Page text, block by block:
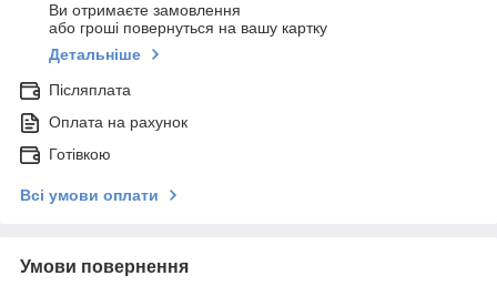
Ви отримаєте замовлення
або гроші повернуться на вашу картку
Детальніше
Післяплата
Оплата на рахунок
Готівкою
Всі умови оплати
Умови повернення